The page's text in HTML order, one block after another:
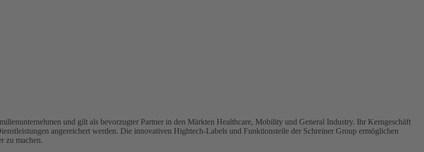
und gilt als bevorzugter Partner in den Märkten Healthcare, Mobility und General Industry. Ihr Kerngeschäft
angereichert werden. Die innovativen Hightech-Labels und Funktionsteile der Schreiner Group ermöglichen
zu machen.